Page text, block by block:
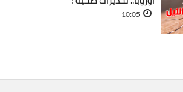
10:05